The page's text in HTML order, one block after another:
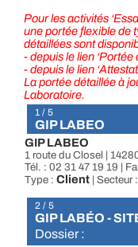
Pour les activités
une portée flexible de
détaillées sont
- depuis le lien ‘Portée
- depuis le lien
La portée détaillée à
Laboratoire.
1 / 5
GIP LABEO
GIP LABEO
1 route du Closel |
Tél. : 02 31 47 19 19 |
Type : Client | Secteur :
2 / 5
GIP LABÉO -
Dossier :